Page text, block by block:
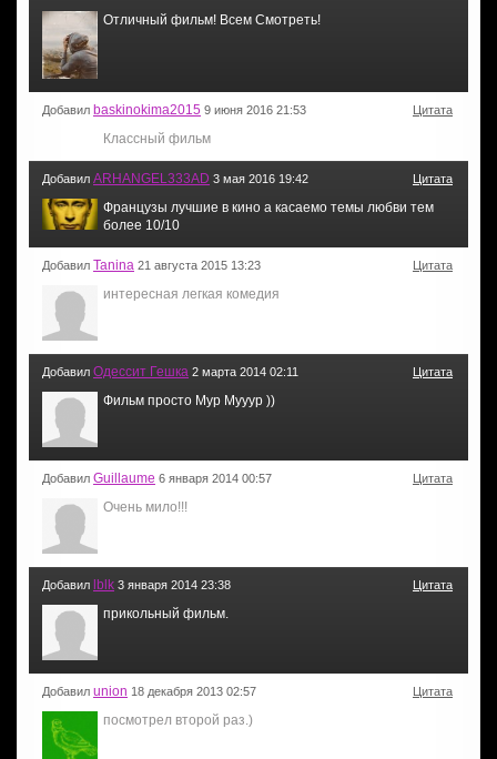
Отличный фильм! Всем Смотреть!
Добавил baskinokima2015 9 июня 2016 21:53 Цитата
Классный фильм
Добавил ARHANGEL333AD 3 мая 2016 19:42 Цитата
Французы лучшие в кино а касаемо темы любви тем
более 10/10
Добавил Tanina 21 августа 2015 13:23 Цитата
интересная легкая комедия
Добавил Одессит Гешка 2 марта 2014 02:11 Цитата
Фильм просто Мур Мууур ))
Добавил Guillaume 6 января 2014 00:57 Цитата
Очень мило!!!
Добавил lblk 3 января 2014 23:38 Цитата
прикольный фильм.
Добавил union 18 декабря 2013 02:57 Цитата
посмотрел второй раз.)